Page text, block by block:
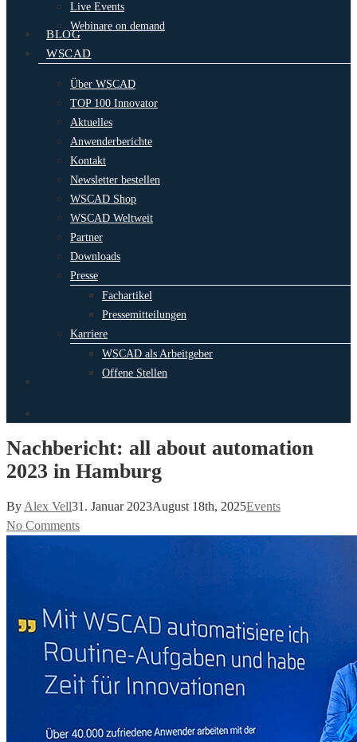
Live Events
Webinare on demand
BLOG
WSCAD
Über WSCAD
TOP 100 Innovator
Aktuelles
Anwenderberichte
Kontakt
Newsletter bestellen
WSCAD Shop
WSCAD Weltweit
Partner
Downloads
Presse
Fachartikel
Pressemitteilungen
Karriere
WSCAD als Arbeitgeber
Offene Stellen
Nachbericht: all about automation
2023 in Hamburg
By Alex Vell31. Januar 2023August 18th, 2025Events
No Comments